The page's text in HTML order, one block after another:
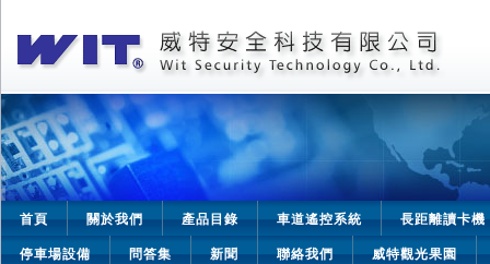
首頁 關於我們 產品目錄 車道遙控系統
長距離讀卡機
停車場設備
問答集 新聞 聯絡我們 威特觀光果園